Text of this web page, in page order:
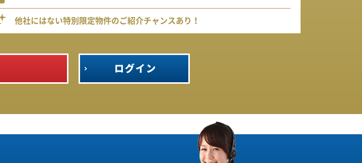
他社にはない特別限定物件のご紹介チャンスあり！
ログイン